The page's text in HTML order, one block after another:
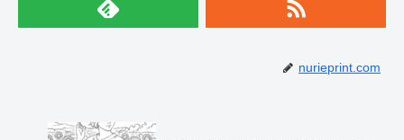
nurieprint.com